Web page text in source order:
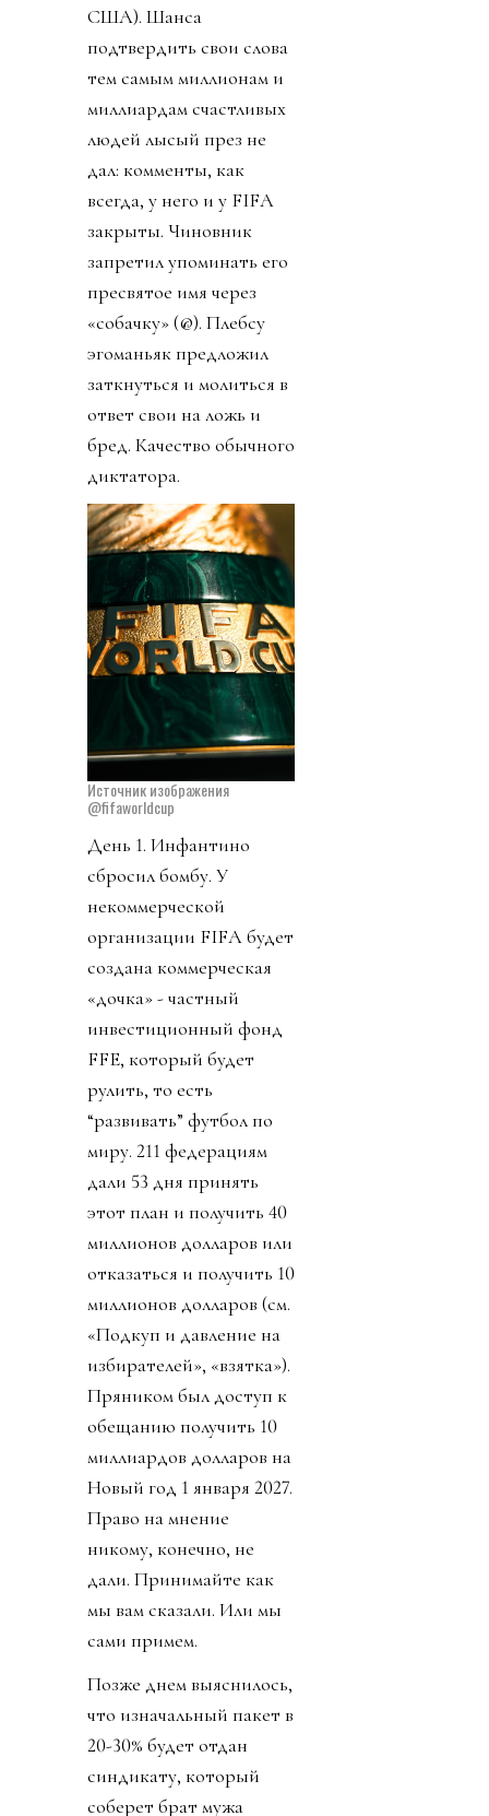
США). Шанса
подтвердить свои слова
тем самым миллионам и
миллиардам счастливых
людей лысый през не
дал: комменты, как
всегда, у него и у FIFA
закрыты. Чиновник
запретил упоминать его
пресвятое имя через
«собачку» (@). Плебсу
эгоманьяк предложил
заткнуться и молиться в
ответ свои на ложь и
бред. Качество обычного
диктатора.
Источник изображения
@fifaworldcup
День 1. Инфантино
сбросил бомбу. У
некоммерческой
организации FIFA будет
создана коммерческая
«дочка» - частный
инвестиционный фонд
FFE, который будет
рулить, то есть
“развивать” футбол по
миру. 211 федерациям
дали 53 дня принять
этот план и получить 40
миллионов долларов или
отказаться и получить 10
миллионов долларов (см.
«Подкуп и давление на
избирателей», «взятка»).
Пряником был доступ к
обещанию получить 10
миллиардов долларов на
Новый год 1 января 2027.
Право на мнение
никому, конечно, не
дали. Принимайте как
мы вам сказали. Или мы
сами примем.
Позже днем выяснилось,
что изначальный пакет в
20-30% будет отдан
синдикату, который
соберет брат мужа